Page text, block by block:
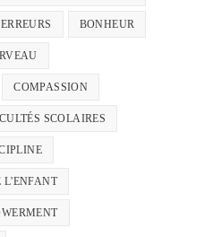
BONHEUR
COMPASSION
SCOLAIRES
L'ENFANT